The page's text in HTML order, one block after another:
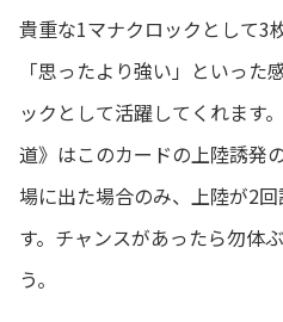
貴重な1マナクロックとして3
「思ったより強い」といった
ックとして活躍してくれます
道》はこのカードの上陸誘発
場に出た場合のみ、上陸が2
す。チャンスがあったら勿体
う。